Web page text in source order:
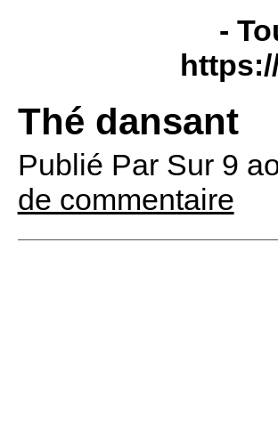
-
Thé dansant
Publié Par Sur 9
de commentaire